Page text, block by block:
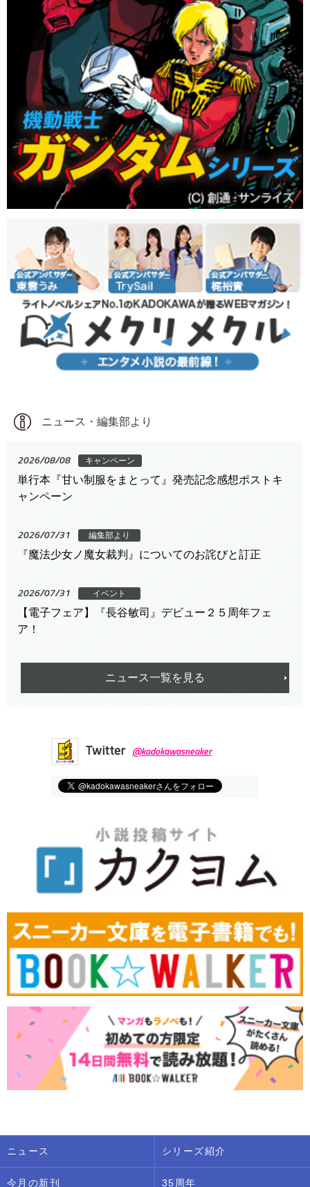
ニュース・編集部より
2026/08/08 キャンペーン
単行本『甘い制服をまとって』発売記念感想ポストキ
ャンペーン
2026/07/31 編集部より
『魔法少女ノ魔女裁判』についてのお詫びと訂正
2026/07/31 イベント
【電子フェア】『長谷敏司』デビュー２５周年フェ
ア！
ニュース一覧を見る
Twitter @kadokawasneaker
ニュース シリーズ紹介
今月の新刊 35周年